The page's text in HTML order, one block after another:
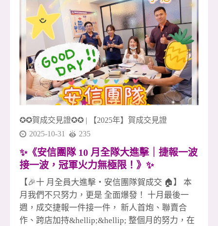
力！ 🔥 感謝最強聯賣軍團全力支援 #感謝聯賣領
袖店劉店 &amp; 彥誼副理共創佳績 #112年勇奪大
家房屋全國雙料總冠軍 #感謝忠信協理、小潘協
理協助 #感謝教部文治經理協助 #感謝迦南許代書
協辦 #感謝最強安信團隊夥伴互助合作 #土城最強
住商大家八店百多人聯賣團隊 這不是個人戰，這
是屬於「我們」的火力！ 真正的冠軍團隊，就是
這樣一路拚、一同贏！🔥🏆
✪✪賀成交見證✪✪ |
【2025年】賀成交見證
2025-10-31
235
✨《安信團隊 10 月全隊大進擊｜捷報一波
接一波，冠軍火力無極限！》✨
【🎉十 月全員大進擊・安信團隊賀成交 🏠】 本
月我們不只努力，更是 全面爆發！ 十月最後一
週，成交捷報一件接一件， 新人首炮、聯賣合
作、跨店加持&hellip;&hellip; 整個月的努力，在